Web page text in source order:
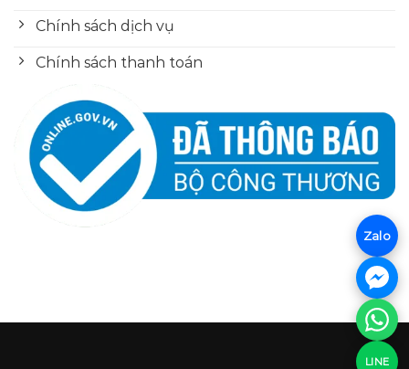
Chính sách dịch vụ
Chính sách thanh toán
Zalo
LINE